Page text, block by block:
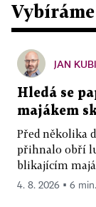
JAN
Hledá se
majákem
Před několika
přihnalo obří
blikajícím
4. 8. 2026 ▪ 6